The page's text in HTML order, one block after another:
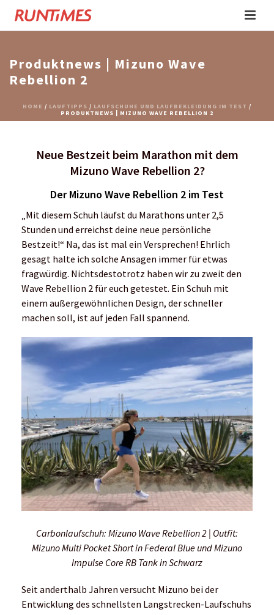
Produktnews | Mizuno Wave
Rebellion 2
HOME / LAUFTIPPS / LAUFSCHUHE UND LAUFBEKLEIDUNG IM TEST /
PRODUKTNEWS | MIZUNO WAVE REBELLION 2
Neue Bestzeit beim Marathon mit dem
Mizuno Wave Rebellion 2?
Der Mizuno Wave Rebellion 2 im Test
„Mit diesem Schuh läufst du Marathons unter 2,5
Stunden und erreichst deine neue persönliche
Bestzeit!“ Na, das ist mal ein Versprechen! Ehrlich
gesagt halte ich solche Ansagen immer für etwas
fragwürdig. Nichtsdestotrotz haben wir zu zweit den
Wave Rebellion 2 für euch getestet. Ein Schuh mit
einem außergewöhnlichen Design, der schneller
machen soll, ist auf jeden Fall spannend.
Carbonlaufschuh: Mizuno Wave Rebellion 2 | Outfit:
Mizuno Multi Pocket Short in Federal Blue und Mizuno
Impulse Core RB Tank in Schwarz
Seit anderthalb Jahren versucht Mizuno bei der
Entwicklung des schnellsten Langstrecken-Laufschuhs